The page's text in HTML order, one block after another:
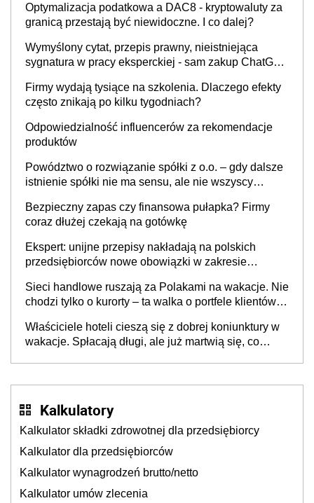
Optymalizacja podatkowa a DAC8 - kryptowaluty za
granicą przestają być niewidoczne. I co dalej?
Wymyślony cytat, przepis prawny, nieistniejąca
sygnatura w pracy eksperckiej - sam zakup ChatGPT
Firmy wydają tysiące na szkolenia. Dlaczego efekty
często znikają po kilku tygodniach?
Odpowiedzialność influencerów za rekomendacje
produktów
Powództwo o rozwiązanie spółki z o.o. – gdy dalsze
istnienie spółki nie ma sensu, ale nie wszyscy
Bezpieczny zapas czy finansowa pułapka? Firmy
coraz dłużej czekają na gotówkę
Ekspert: unijne przepisy nakładają na polskich
przedsiębiorców nowe obowiązki w zakresie
Sieci handlowe ruszają za Polakami na wakacje. Nie
chodzi tylko o kurorty – ta walka o portfele klientów
cichu
Właściciele hoteli cieszą się z dobrej koniunktury w
wakacje. Spłacają długi, ale już martwią się, co
Kalkulatory
Kalkulator składki zdrowotnej dla przedsiębiorcy
Kalkulator dla przedsiębiorców
Kalkulator wynagrodzeń brutto/netto
Kalkulator umów zlecenia